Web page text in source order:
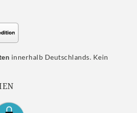
innerhalb Deutschlands. Kein